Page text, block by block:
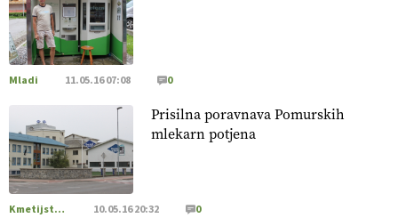
[EKOloško = LOGIČNO
in vlaga.
VEČ
https://t.co/qmMX2yevum @EUAgri #IMCAP
#CAP https://t.co/dDwsipE645
[EKOloško = LOGIČNO ] Mulčer
– naravna pot do zdravih
tal
. VEČ
https://t.co/J7RkeaYpYu @EUAgri #IMCAP #CAP
https://t.co/RVG0FzcQN6
Mladi 11.05.16 07:08 0
Prisilna poravnava Pomurskih
mlekarn potjena
Kmetijstvo Podravja in Pomurja 10.05.16 20:32 0